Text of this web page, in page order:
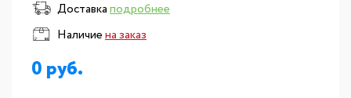
Доставкаподробнее
Наличиена заказ
0